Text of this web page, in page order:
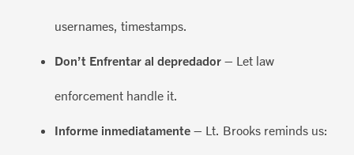
usernames, timestamps.
Don’t Enfrentar al depredador – Let law
enforcement handle it.
Informe inmediatamente – Lt. Brooks reminds us: